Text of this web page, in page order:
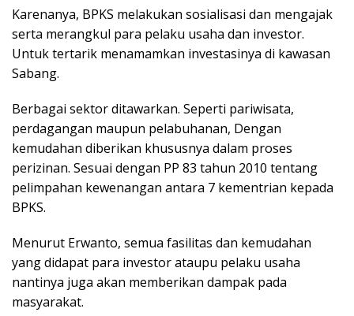
Karenanya, BPKS melakukan sosialisasi dan mengajak
serta merangkul para pelaku usaha dan investor.
Untuk tertarik menamamkan investasinya di kawasan
Sabang.
Berbagai sektor ditawarkan. Seperti pariwisata,
perdagangan maupun pelabuhanan, Dengan
kemudahan diberikan khususnya dalam proses
perizinan. Sesuai dengan PP 83 tahun 2010 tentang
pelimpahan kewenangan antara 7 kementrian kepada
BPKS.
Menurut Erwanto, semua fasilitas dan kemudahan
yang didapat para investor ataupu pelaku usaha
nantinya juga akan memberikan dampak pada
masyarakat.